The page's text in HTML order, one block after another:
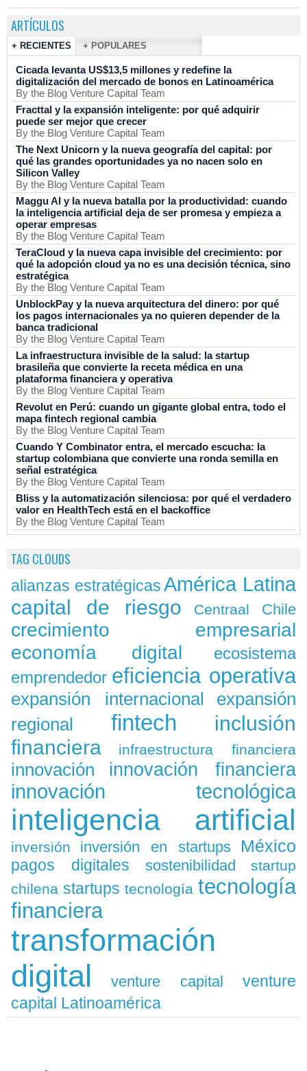
ARTÍCULOS
+ RECIENTES + POPULARES
Cicada levanta US$13,5 millones y redefine la
digitalización del mercado de bonos en Latinoamérica
By the Blog Venture Capital Team
Fracttal y la expansión inteligente: por qué adquirir
puede ser mejor que crecer
By the Blog Venture Capital Team
The Next Unicorn y la nueva geografía del capital: por
qué las grandes oportunidades ya no nacen solo en
Silicon Valley
By the Blog Venture Capital Team
Maggu AI y la nueva batalla por la productividad: cuando
la inteligencia artificial deja de ser promesa y empieza a
operar empresas
By the Blog Venture Capital Team
TeraCloud y la nueva capa invisible del crecimiento: por
qué la adopción cloud ya no es una decisión técnica, sino
estratégica
By the Blog Venture Capital Team
UnblockPay y la nueva arquitectura del dinero: por qué
los pagos internacionales ya no quieren depender de la
banca tradicional
By the Blog Venture Capital Team
La infraestructura invisible de la salud: la startup
brasileña que convierte la receta médica en una
plataforma financiera y operativa
By the Blog Venture Capital Team
Revolut en Perú: cuando un gigante global entra, todo el
mapa fintech regional cambia
By the Blog Venture Capital Team
Cuando Y Combinator entra, el mercado escucha: la
startup colombiana que convierte una ronda semilla en
señal estratégica
By the Blog Venture Capital Team
Bliss y la automatización silenciosa: por qué el verdadero
valor en HealthTech está en el backoffice
By the Blog Venture Capital Team
TAG CLOUDS
alianzas estratégicas América Latina
capital de riesgo Centraal Chile
crecimiento empresarial
economía digital
ecosistema
emprendedor eficiencia operativa
expansión internacional
expansión
regional
fintech
inclusión
financiera
infraestructura financiera
innovación innovación financiera
innovación tecnológica
inteligencia artificial
inversión inversión en startups México
pagos digitales sostenibilidad
startup
chilena startups tecnología tecnología
financiera
transformación
digital
venture capital
venture
capital Latinoamérica